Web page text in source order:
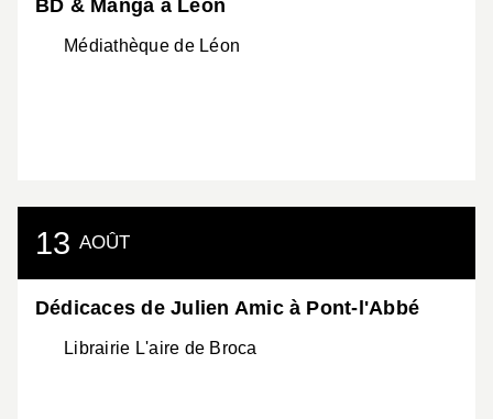
BD & Manga à Léon
Médiathèque de Léon
13 AOÛT
Dédicaces de Julien Amic à Pont-l'Abbé
Librairie L'aire de Broca